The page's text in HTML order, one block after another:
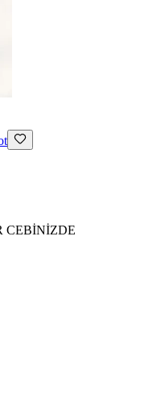
CEBİNİZDE